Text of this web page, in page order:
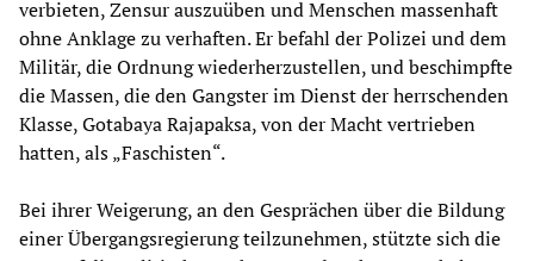
verbieten, Zensur auszuüben und Menschen massenhaft
ohne Anklage zu verhaften. Er befahl der Polizei und dem
Militär, die Ordnung wiederherzustellen, und beschimpfte
die Massen, die den Gangster im Dienst der herrschenden
Klasse, Gotabaya Rajapaksa, von der Macht vertrieben
hatten, als „Faschisten“.
Bei ihrer Weigerung, an den Gesprächen über die Bildung
einer Übergangsregierung teilzunehmen, stützte sich die